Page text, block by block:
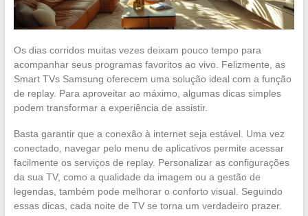
Os dias corridos muitas vezes deixam pouco tempo para
acompanhar seus programas favoritos ao vivo. Felizmente, as
Smart TVs Samsung oferecem uma solução ideal com a função
de replay. Para aproveitar ao máximo, algumas dicas simples
podem transformar a experiência de assistir.
Basta garantir que a conexão à internet seja estável. Uma vez
conectado, navegar pelo menu de aplicativos permite acessar
facilmente os serviços de replay. Personalizar as configurações
da sua TV, como a qualidade da imagem ou a gestão de
legendas, também pode melhorar o conforto visual. Seguindo
essas dicas, cada noite de TV se torna um verdadeiro prazer.